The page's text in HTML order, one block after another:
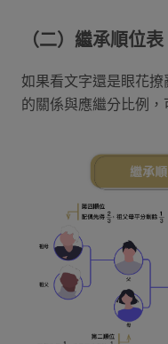
（二）繼承順位表
如果看文字還是眼花
的關係與應繼分比例，